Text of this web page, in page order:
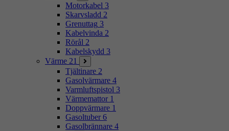
Motorkabel 3
Skarvsladd 2
Grenuttag 3
Kabelvinda 2
Rörål 2
Kabelskydd 3
Värme 21
Tjältinare 2
Gasolvärmare 4
Varmluftspistol 3
Värmemattor 1
Doppvärmare 1
Gasoltuber 6
Gasolbrännare 4